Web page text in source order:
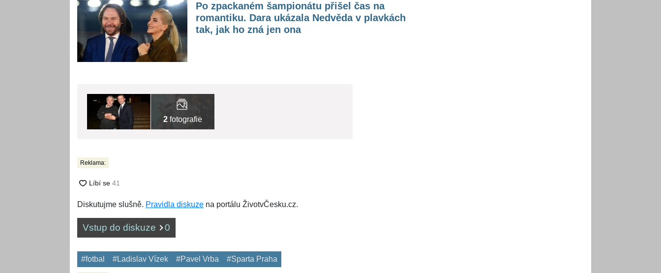
Po zpackaném šampionátu přišel čas na
romantiku. Dara ukázala Nedvěda v plavkách
tak, jak ho zná jen ona
2 fotografie
Reklama:
Diskutujme slušně. Pravidla diskuze na portálu ŽivotvČesku.cz.
Vstup do diskuze 0
#fotbal #Ladislav Vízek #Pavel Vrba #Sparta Praha